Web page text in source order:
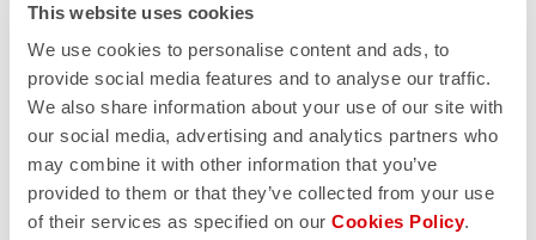
This website uses cookies
We use cookies to personalise content and ads, to
provide social media features and to analyse our traffic.
We also share information about your use of our site with
our social media, advertising and analytics partners who
may combine it with other information that you’ve
provided to them or that they’ve collected from your use
of their services as specified on our Cookies Policy.